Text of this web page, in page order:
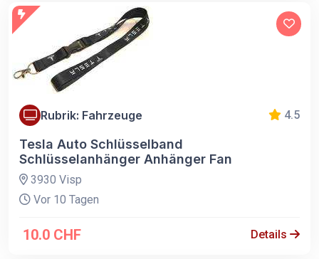
Rubrik: Fahrzeuge 4.5
Tesla Auto Schlüsselband
Schlüsselanhänger Anhänger Fan
3930 Visp
Vor 10 Tagen
10.0 CHF Details